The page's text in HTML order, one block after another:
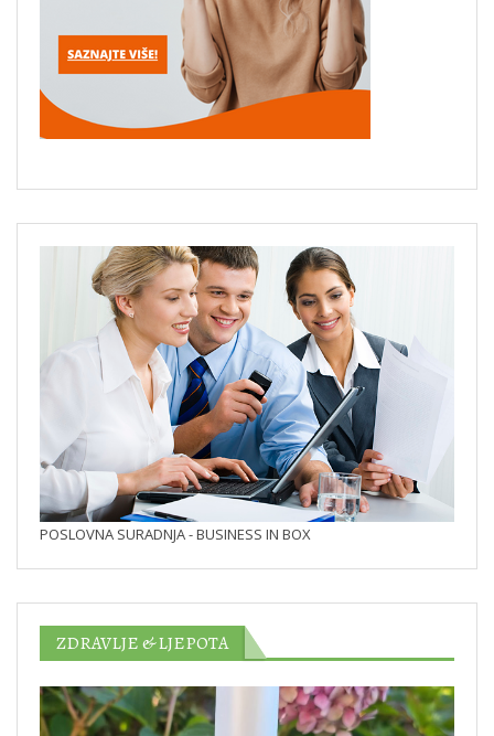
POSLOVNA SURADNJA - BUSINESS IN BOX
ZDRAVLJE & LJEPOTA